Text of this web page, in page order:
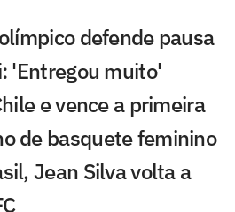
defende pausa
'Entregou muito'
e vence a primeira
de basquete feminino
Jean Silva volta a